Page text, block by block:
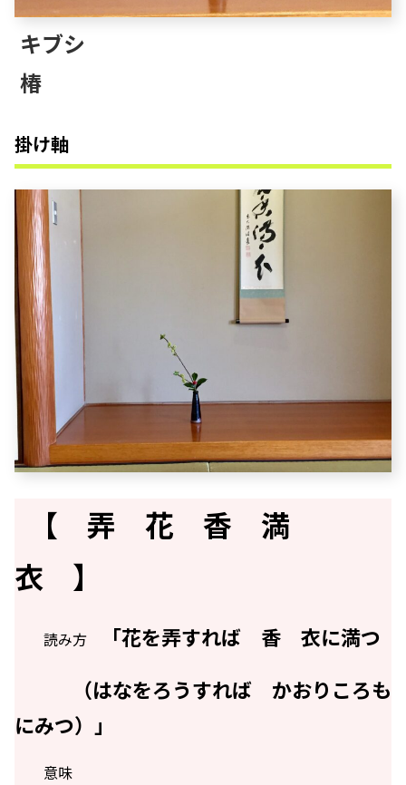
キブシ
椿
掛け軸
【 弄 花 香 満
衣 】
読み方
「花を弄すれば 香 衣に満つ
（はなをろうすれば かおりころも
にみつ）」
意味